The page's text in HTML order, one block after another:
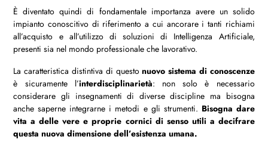
È diventato quindi di fondamentale importanza avere un solido
impianto conoscitivo di riferimento a cui ancorare i tanti richiami
all’acquisto e all’utilizzo di soluzioni di Intelligenza Artificiale,
presenti sia nel mondo professionale che lavorativo.
La caratteristica distintiva di questonuovo sistema di conoscenze
è sicuramente l’interdisciplinarietà: non solo è necessario
considerare gli insegnamenti di diverse discipline ma bisogna
anche saperne integrarne i metodi e gli strumenti. Bisogna dare
vita a delle vere e proprie cornici di senso utili a decifrare
questa nuova dimensione dell’esistenza umana.